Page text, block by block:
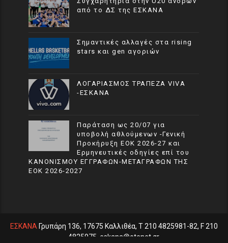
από το ΔΣ της ΕΣΚΑΝΑ
Σημαντικές αλλαγές στα rising
stars και gen αγοριών
ΛΟΓΑΡΙΑΣΜΟΣ ΤΡΑΠΕΖΑ VIVA
-ΕΣΚΑΝΑ
Παράταση ως 20/07 για
υποβολή αθλούμενων -Γενική
Προκήρυξη ΕΟΚ 2026-27 και
Ερμηνευτικές οδηγίες επί του
ΚΑΝΟΝΙΣΜΟΥ ΕΓΓΡΑΦΩΝ-ΜΕΤΑΓΡΑΦΩΝ ΤΗΣ
ΕΟΚ 2026-2027
ΕΣΚΑΝΑΓρυπάρη 136, 17675 Καλλιθέα, T 210 4825981-82, F 210
4825975, eskana@otenet.gr